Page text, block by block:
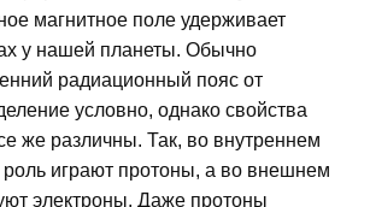
магнитное поле удерживает
у нашей планеты. Обычно
радиационный пояс от
условно, однако свойства
же различны. Так, во внутреннем
играют протоны, а во внешнем
электроны. Даже протоны